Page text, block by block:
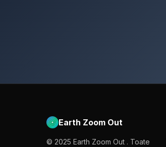
Earth Zoom Out
© 2025 Earth Zoom Out . Toate